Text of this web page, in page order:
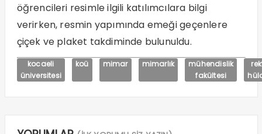
öğrencileri resimle ilgili katılımcılara bilgi
verirken, resmin yapımında emeği geçenlere
çiçek ve plaket takdiminde bulunuldu.
kocaeli
üniversitesi
koü mimar mimarlık
mühendislik
fakültesi